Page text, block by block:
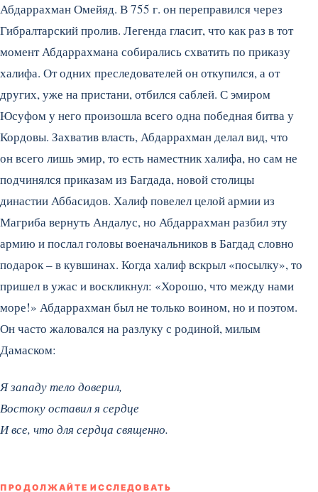
Абдаррахман Омейяд. В 755 г. он переправился через
Гибралтарский пролив. Легенда гласит, что как раз в тот
момент Абдаррахмана собирались схватить по приказу
халифа. От одних преследователей он откупился, а от
других, уже на пристани, отбился саблей. С эмиром
Юсуфом у него произошла всего одна победная битва у
Кордовы. Захватив власть, Абдаррахман делал вид, что
он всего лишь эмир, то есть наместник халифа, но сам не
подчинялся приказам из Багдада, новой столицы
династии Аббасидов. Халиф повелел целой армии из
Магриба вернуть Андалус, но Абдаррахман разбил эту
армию и послал головы военачальников в Багдад словно
подарок – в кувшинах. Когда халиф вскрыл «посылку», то
пришел в ужас и воскликнул: «Хорошо, что между нами
море!» Абдаррахман был не только воином, но и поэтом.
Он часто жаловался на разлуку с родиной, милым
Дамаском:
Я западу тело доверил,
Востоку оставил я сердце
И все, что для сердца священно.
ПРОДОЛЖАЙТЕ ИССЛЕДОВАТЬ